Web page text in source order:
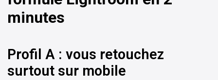
minutes
Profil A : vous retouchez
surtout sur mobile